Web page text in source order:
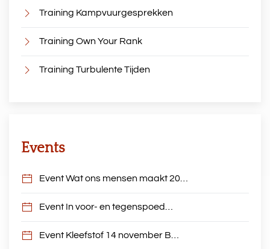
Training Kampvuurgesprekken
Training Own Your Rank
Training Turbulente Tijden
Events
Event Wat ons mensen maakt 20…
Event In voor- en tegenspoed…
Event Kleefstof 14 november B…